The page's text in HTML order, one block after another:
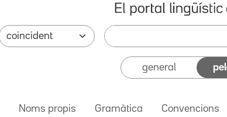
general
Noms propis Gramàtica Convencions